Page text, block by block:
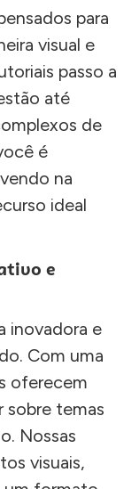
para
visual e
passo a
até
de
é
na
ideal
e
inovadora e
Com uma
oferecem
sobre temas
Nossas
visuais,